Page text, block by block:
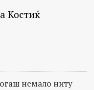
Костиќ
немало ниту